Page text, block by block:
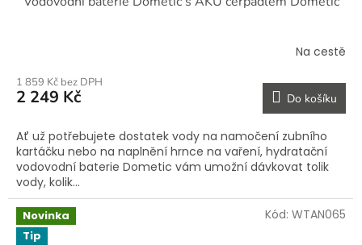
Na cestě
1 859 Kč bez DPH
2 249 Kč Do košíku
Ať už potřebujete dostatek vody na namočení zubního
kartáčku nebo na naplnění hrnce na vaření, hydratační
vodovodní baterie Dometic vám umožní dávkovat tolik
vody, kolik...
Novinka
Tip
Kód: WTAN065